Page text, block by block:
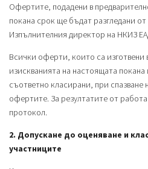
Офертите, подадени в
покана срок ще бъдат разгледани
Изпълнителния директор на НКИЗ
Всички оферти, които са изготвени
изискванията на настоящата
съответно класирани, при спазване
офертите. За резултатите от
протокол.
2. Допускане до оценяване и
участниците